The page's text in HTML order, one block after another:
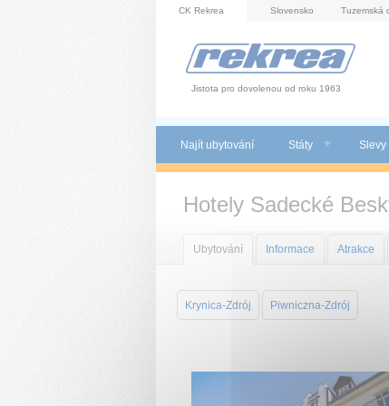
CK Rekrea Slovensko Tuzemská
Jistota pro dovolenou od roku 1963
Najít ubytování Státy Slevy
Hotely Sadecké
Ubytování Informace Atrakce
Krynica-Zdrój Piwniczna-Zdrój